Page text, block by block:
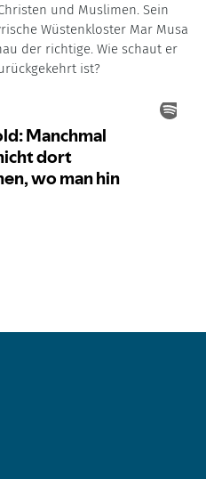
und Muslimen. Sein
Wüstenkloster Mar Musa
der richtige. Wie schaut er
ist?